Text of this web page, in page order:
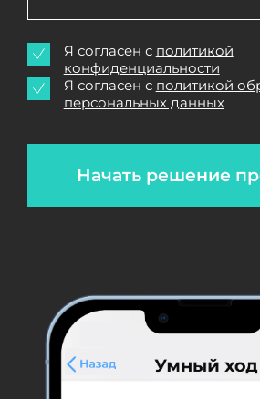
Начать решение
Я согласен с политикой
конфиденциальности
Я согласен с политикой
персональных данных